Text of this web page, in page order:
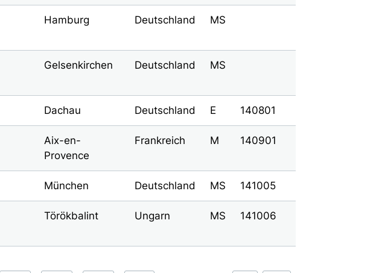
Hamburg Deutschland MS
Gelsenkirchen Deutschland MS
Dachau Deutschland E 140801
Aix-en-
Provence
Frankreich M 140901
München Deutschland MS 141005
Törökbalint Ungarn MS 141006